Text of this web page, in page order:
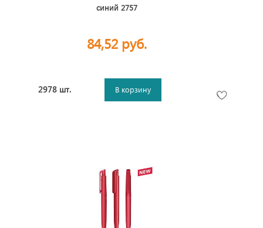
синий 2757
84,52 руб.
2978 шт. В корзину